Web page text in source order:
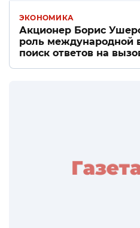
ЭКОНОМИКА
Акционер Борис
роль международной
поиск ответов на